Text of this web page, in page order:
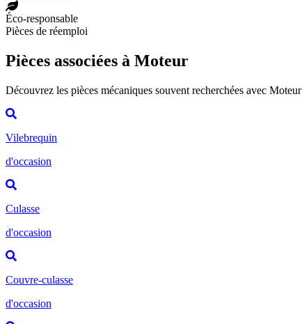
Éco-responsable
Pièces de réemploi
Pièces associées à Moteur
Découvrez les pièces mécaniques souvent recherchées avec Moteur
Vilebrequin
d'occasion
Culasse
d'occasion
Couvre-culasse
d'occasion